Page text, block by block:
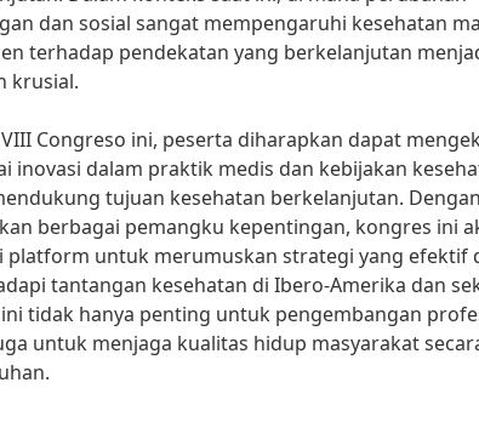
dan sosial sangat mempengaruhi kesehatan
terhadap pendekatan yang berkelanjutan
krusial.
Congreso ini, peserta diharapkan dapat
inovasi dalam praktik medis dan kebijakan
tujuan kesehatan berkelanjutan. Dengan
berbagai pemangku kepentingan, kongres ini
platform untuk merumuskan strategi yang efektif
tantangan kesehatan di Ibero-Amerika dan
tidak hanya penting untuk pengembangan
untuk menjaga kualitas hidup masyarakat